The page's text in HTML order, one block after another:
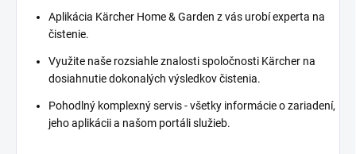
Aplikácia Kärcher Home & Garden z vás urobí experta na
čistenie.
Využite naše rozsiahle znalosti spoločnosti Kärcher na
dosiahnutie dokonalých výsledkov čistenia.
Pohodlný komplexný servis - všetky informácie o zariadení,
jeho aplikácii a našom portáli služieb.